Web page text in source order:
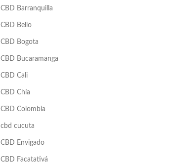
CBD Barranquilla
CBD Bello
CBD Bogota
CBD Bucaramanga
CBD Cali
CBD Chía
CBD Colombia
cbd cucuta
CBD Envigado
CBD Facatativá